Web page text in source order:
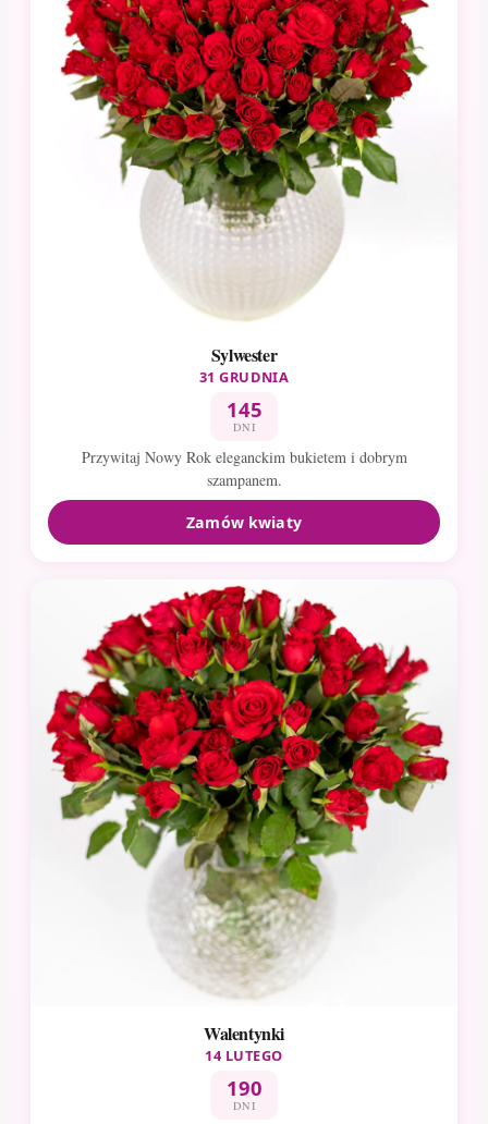
Sylwester
31 GRUDNIA
145
DNI
Przywitaj Nowy Rok eleganckim bukietem i dobrym
szampanem.
Zamów kwiaty
Walentynki
14 LUTEGO
190
DNI